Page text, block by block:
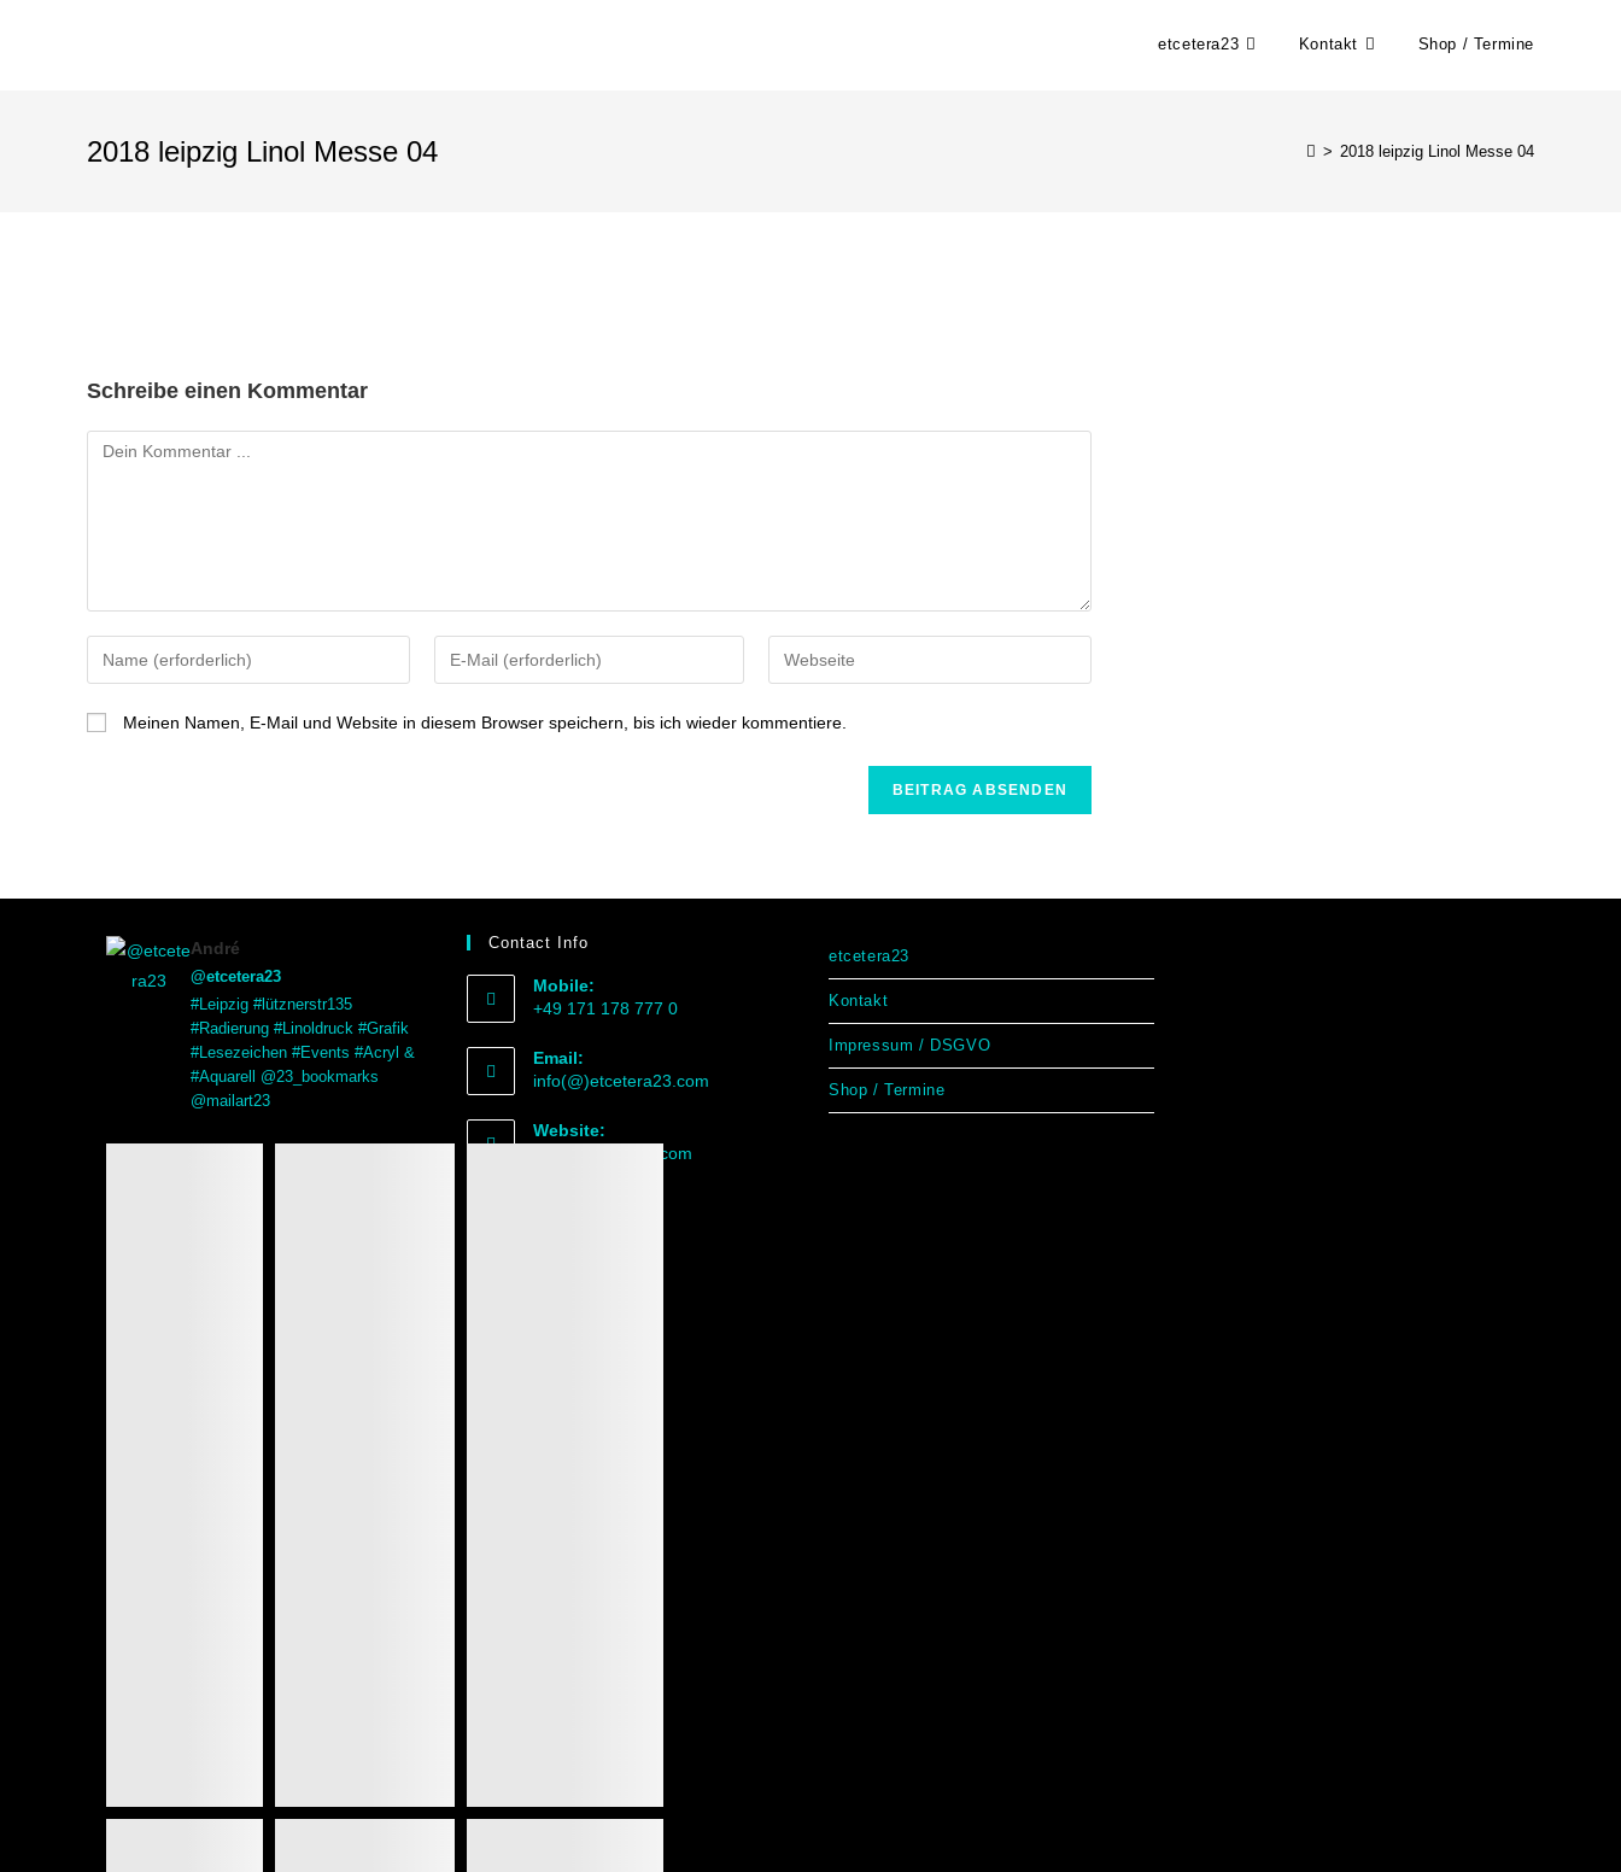
etcetera23 Kontakt Shop / Termine
2018 leipzig Linol Messe 04 > 2018 leipzig Linol Messe 04
Schreibe einen Kommentar
Meinen Namen, E-Mail und Website in diesem Browser speichern, bis ich wieder kommentiere.
André
@etcetera23
#Leipzig #lütznerstr135
#Radierung #Linoldruck #Grafik
#Lesezeichen #Events #Acryl &
#Aquarell @23_bookmarks
@mailart23
Contact Info
Mobile:
+49 171 178 777 0
Email:
info(@)etcetera23.com
Website:
www.etcetera23.com
etcetera23
Kontakt
Impressum / DSGVO
Shop / Termine